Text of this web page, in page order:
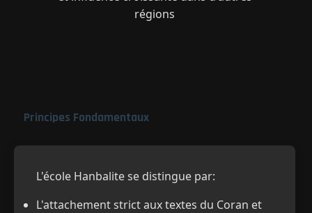
régions
Principes Fondamentaux
L'école Hanbalite se distingue par:
L'attachement strict aux textes du Coran et